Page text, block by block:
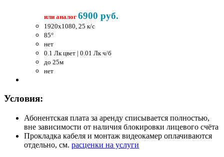
или аналог 6900 руб.
1920x1080, 25 к/c
85°
нет
0.1 Лк цвет | 0.01 Лк ч/б
до 25м
нет
Условия:
Абонентская плата за аренду списывается полностью,
вне зависимости от наличия блокировки лицевого счёта
Прокладка кабеля и монтаж видеокамер оплачиваются
отдельно, см. расценки на услуги